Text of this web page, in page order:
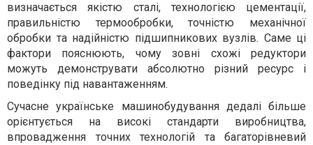
визначається якістю сталі, технологією цементації,
правильністю термообробки, точністю механічної
обробки та надійністю підшипникових вузлів. Саме ці
фактори пояснюють, чому зовні схожі редуктори
можуть демонструвати абсолютно різний ресурс і
поведінку під навантаженням.
Сучасне українське машинобудування дедалі більше
орієнтується на високі стандарти виробництва,
впровадження точних технологій та багаторівневий